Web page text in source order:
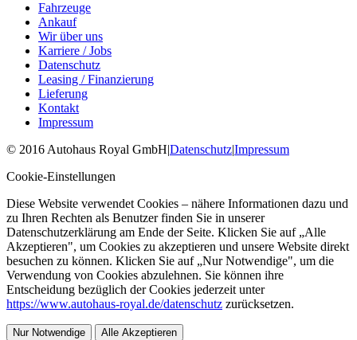
Fahrzeuge
Ankauf
Wir über uns
Karriere / Jobs
Datenschutz
Leasing / Finanzierung
Lieferung
Kontakt
Impressum
© 2016 Autohaus Royal GmbH|Datenschutz|Impressum
Cookie-Einstellungen
Diese Website verwendet Cookies – nähere Informationen dazu und
zu Ihren Rechten als Benutzer finden Sie in unserer
Datenschutzerklärung am Ende der Seite. Klicken Sie auf „Alle
Akzeptieren", um Cookies zu akzeptieren und unsere Website direkt
besuchen zu können. Klicken Sie auf „Nur Notwendige", um die
Verwendung von Cookies abzulehnen. Sie können ihre
Entscheidung bezüglich der Cookies jederzeit unter
https://www.autohaus-royal.de/datenschutz zurücksetzen.
Nur Notwendige Alle Akzeptieren